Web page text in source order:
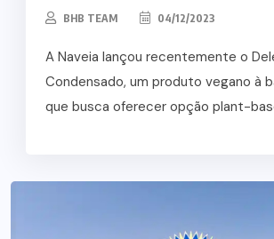
BHB TEAM 04/12/2023
A Naveia lançou recentemente o
Condensado, um produto vegano à
que busca oferecer opção plant-